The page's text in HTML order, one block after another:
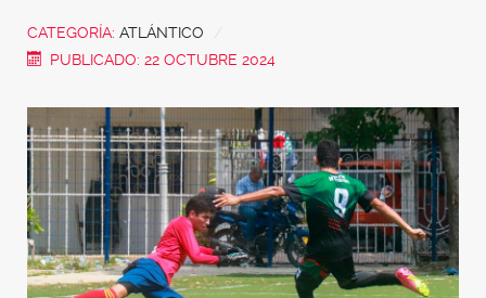
CATEGORÍA: ATLÁNTICO
PUBLICADO: 22 OCTUBRE 2024